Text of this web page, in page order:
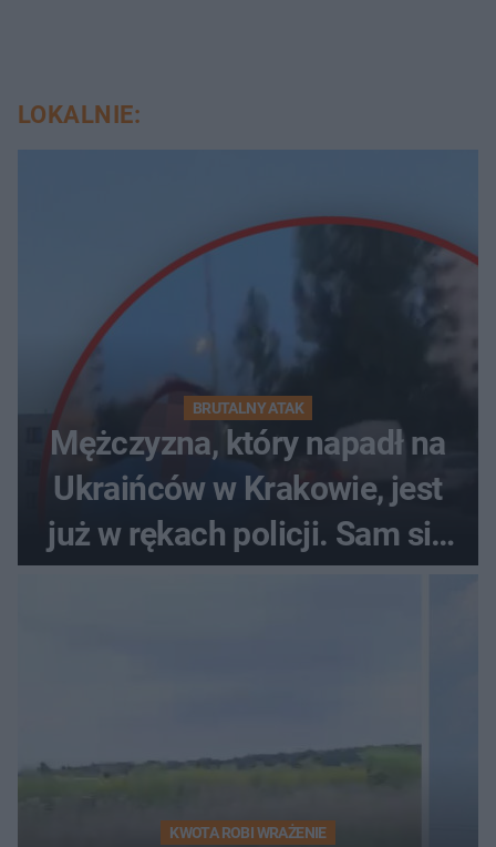
LOKALNIE:
BRUTALNY ATAK
Mężczyzna, który napadł na
Ukraińców w Krakowie, jest
już w rękach policji. Sam się
KWOTA ROBI WRAŻENIE